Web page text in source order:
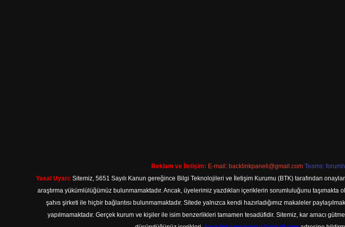
Reklam ve İletişim: E-mail: backlinkpaneli@gmail.com Teams:
Yasal Uyarı: Sitemiz, 5651 Sayılı Kanun gereğince Bilgi Teknolojileri ve İletişim Kurumu (BTK) tarafından
araştırma yükümlülüğümüz bulunmamaktadır. Ancak, üyelerimiz yazdıkları içeriklerin sorumluluğunu
şahıs şirketi ile hiçbir bağlantısı bulunmamaktadır. Sitede yalnızca kendi hazırladığımız makaleler
yapılmamaktadır. Gerçek kurum ve kişiler ile isim benzerlikleri tamamen tesadüfidir. Sitemiz, kar amacı